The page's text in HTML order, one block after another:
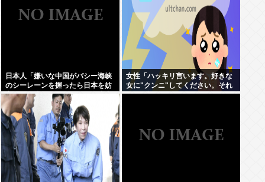
日本人「嫌いな中国がバシー海峡
のシーレーンを握ったら日本を妨
害するに違いない、だから台湾支
援だムキー」つまりそういうこと
でしょ
女性「ハッキリ言います。好きな
女に"クンニ"してください。それ
だけで惚れます」